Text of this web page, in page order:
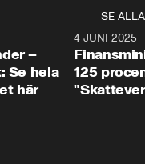
SE ALLA
4:29
–
Se hela
här
4 JUNI 2025
125